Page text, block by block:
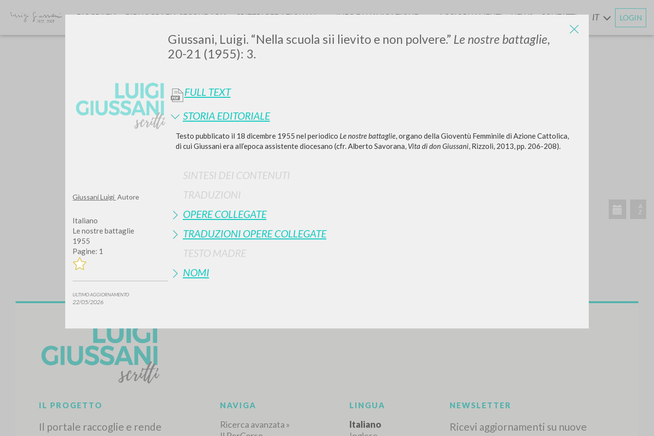
Giussani Luigi Autore
Italiano
Le nostre battaglie
1955
Pagine: 1
ULTIMO AGGIORNAMENTO
22/05/2026
Giussani, Luigi. “Nella scuola sii lievito e non polvere.” Le nostre battaglie,
20-21 (1955): 3.
FULL TEXT
STORIA EDITORIALE
Testo pubblicato il 18 dicembre 1955 nel periodico Le nostre battaglie, organo della Gioventù Femminile di Azione Cattolica,
di cui Giussani era all’epoca assistente diocesano (cfr. Alberto Savorana, Vita di don Giussani, Rizzoli, 2013, pp. 206-208).
SINTESI DEI CONTENUTI
TRADUZIONI
OPERE COLLEGATE
TRADUZIONI OPERE COLLEGATE
TESTO MADRE
NOMI
LUIGI
GIUSSANI
scritti
BIOGRAFIA BIBLIOGRAFIA SECONDARIA CRITERI REDAZIONALI INFO DI NAVIGAZIONE AGGIORNAMENTIENEWS CONTATTI IT LOGIN
TIPOLOGIA OPERA